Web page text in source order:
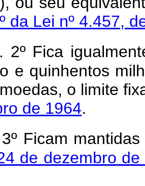
da Lei nº 4.457,
2º Fica
e quinhentos
o limite
de 1964.
Ficam
de dezembro de